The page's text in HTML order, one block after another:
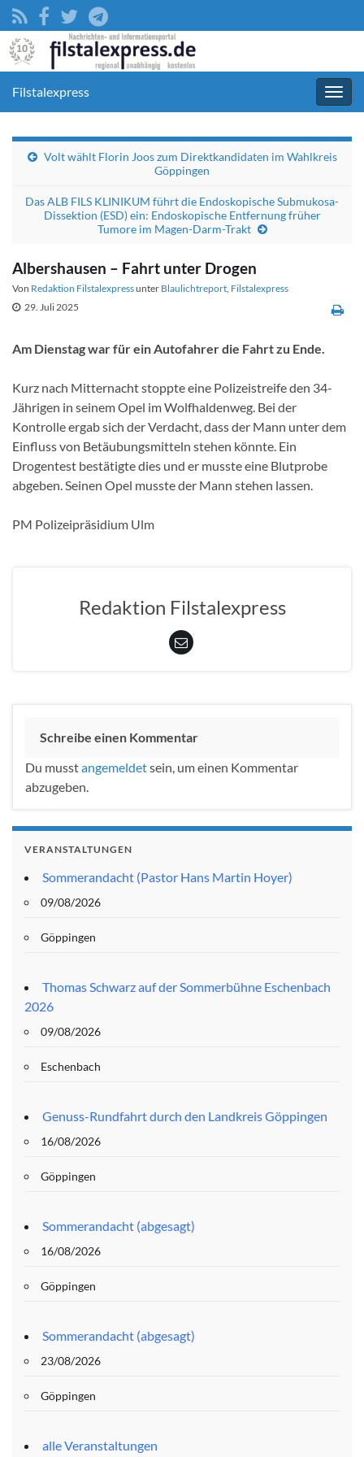
Filstalexpress
Volt wählt Florin Joos zum Direktkandidaten im Wahlkreis
Göppingen
Das ALB FILS KLINIKUM führt die Endoskopische Submukosa-
Dissektion (ESD) ein: Endoskopische Entfernung früher
Tumore im Magen-Darm-Trakt
Albershausen – Fahrt unter Drogen
Von Redaktion Filstalexpressunter Blaulichtreport, Filstalexpress
29. Juli 2025
Am Dienstag war für ein Autofahrer die Fahrt zu Ende.
Kurz nach Mitternacht stoppte eine Polizeistreife den 34-
Jährigen in seinem Opel im Wolfhaldenweg. Bei der
Kontrolle ergab sich der Verdacht, dass der Mann unter dem
Einfluss von Betäubungsmitteln stehen könnte. Ein
Drogentest bestätigte dies und er musste eine Blutprobe
abgeben. Seinen Opel musste der Mann stehen lassen.
PM Polizeipräsidium Ulm
Redaktion Filstalexpress
Schreibe einen Kommentar
Du musstangemeldetsein, um einen Kommentar
abzugeben.
VERANSTALTUNGEN
Sommerandacht (Pastor Hans Martin Hoyer)
09/08/2026
Göppingen
Thomas Schwarz auf der Sommerbühne Eschenbach
2026
09/08/2026
Eschenbach
Genuss-Rundfahrt durch den Landkreis Göppingen
16/08/2026
Göppingen
Sommerandacht (abgesagt)
16/08/2026
Göppingen
Sommerandacht (abgesagt)
23/08/2026
Göppingen
alle Veranstaltungen